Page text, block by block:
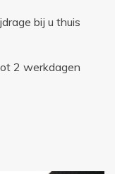
bij u thuis
2 werkdagen